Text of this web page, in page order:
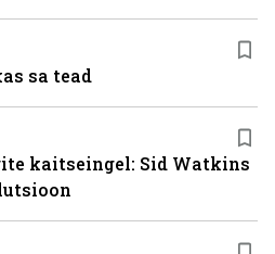
sa tead
kaitseingel: Sid Watkins